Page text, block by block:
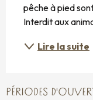
pêche à pied
Interdit aux
Lire la suite
PÉRIODES